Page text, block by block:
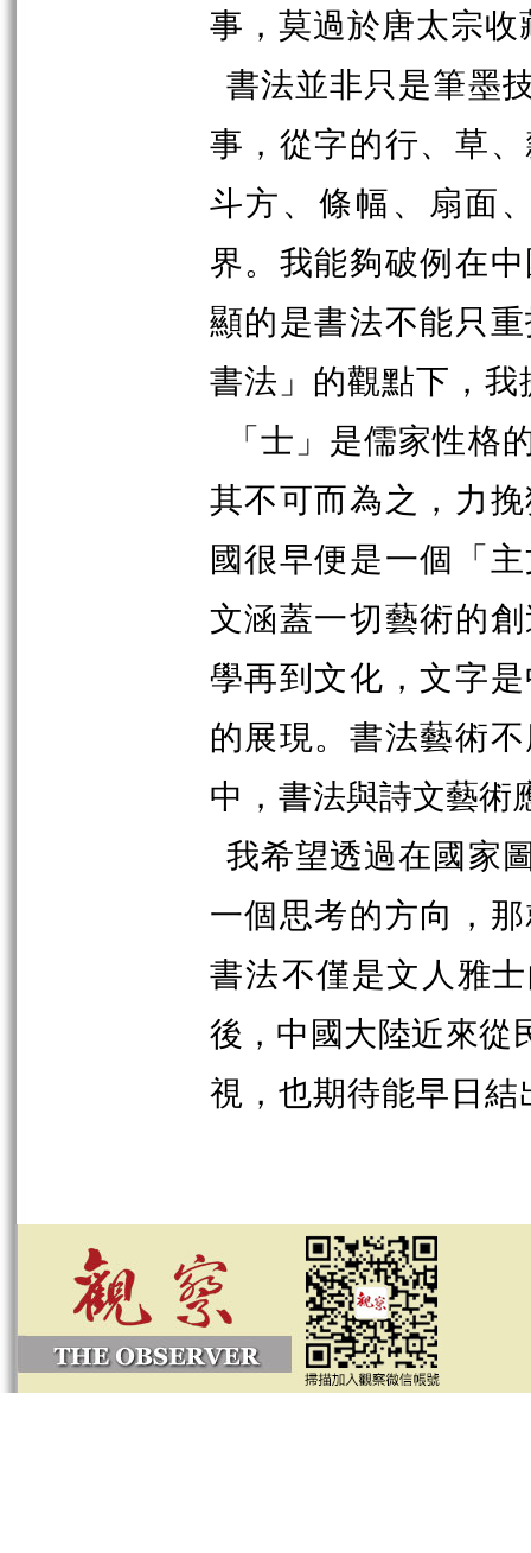
事，莫過於唐太宗
書法並非只是筆墨
事，從字的行、草
斗方、條幅、扇面
界。我能夠破例在
顯的是書法不能只
書法」的觀點下，
「士」是儒家性格
其不可而為之，力
國很早便是一個「
文涵蓋一切藝術的
學再到文化，文字
的展現。書法藝術
中，書法與詩文藝術
我希望透過在國家
一個思考的方向，
書法不僅是文人雅
後，中國大陸近來從
視，也期待能早日